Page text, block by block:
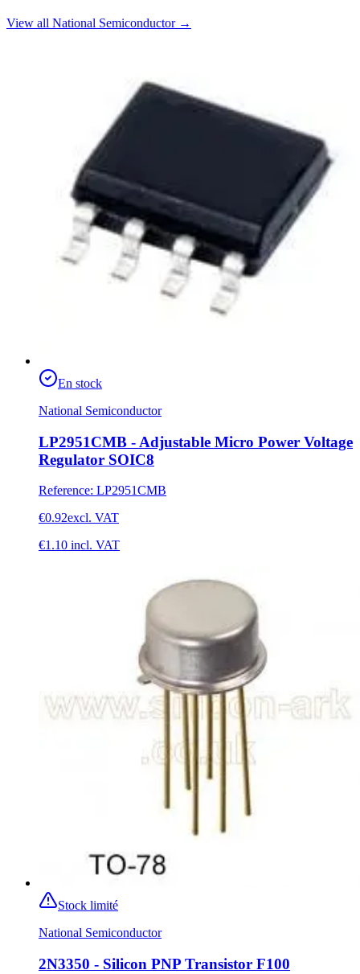
View all National Semiconductor →
En stock
National Semiconductor
LP2951CMB - Adjustable Micro Power Voltage
Regulator SOIC8
Reference: LP2951CMB
€0.92excl. VAT
€1.10 incl. VAT
Stock limité
National Semiconductor
2N3350 - Silicon PNP Transistor F100